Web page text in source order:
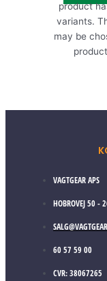
product
variants.
may be
VAGTGEAR APS
HOBROVEJ 50 -
60 57 59 00
CVR: 38067265